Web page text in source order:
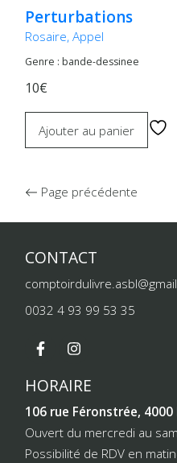
Perturbations
Rosaire, Appel
Genre : bande-dessinee
10€
Ajouter au panier
Page précédente
CONTACT
0032 4 93 99 53 35
HORAIRE
106 rue Féronstrée, 4000
Ouvert du mercredi au
Possibilité de RDV en